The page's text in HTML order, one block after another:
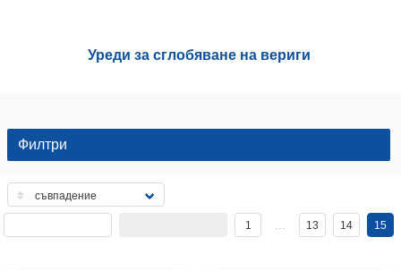
Уреди за сглобяване на вериги
Филтри
1 … 13 14 15